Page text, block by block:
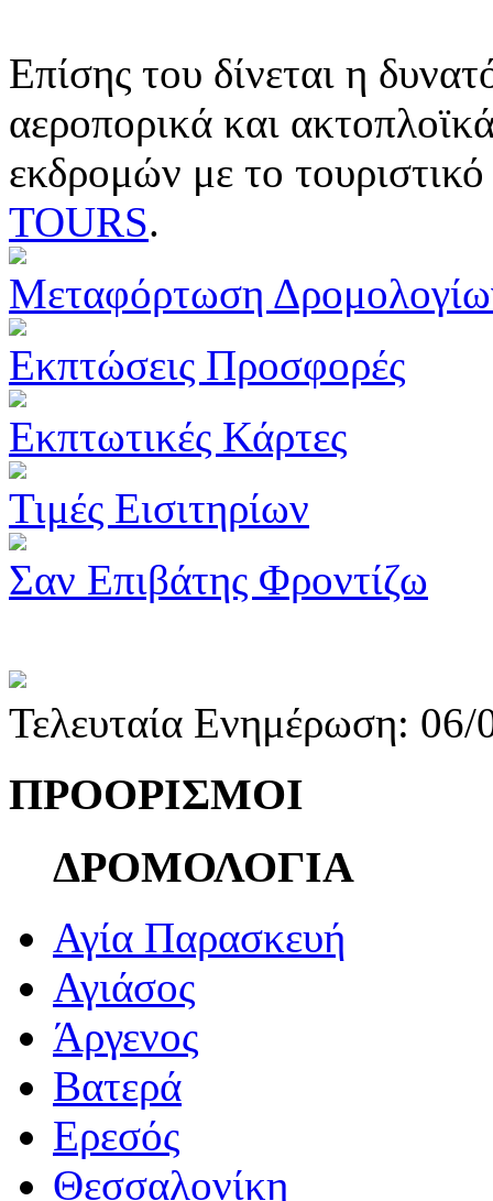
Επίσης του δίνεται η
αεροπορικά και
εκδρομών με το
TOURS.
Μεταφόρτωση
Εκπτώσεις Προσφορές
Εκπτωτικές Κάρτες
Τιμές Εισιτηρίων
Σαν Επιβάτης Φροντίζω
Τελευταία Ενημέρωση:
ΠΡΟΟΡΙΣΜΟΙ
ΔΡΟΜΟΛΟΓΙΑ
Αγία Παρασκευή
Αγιάσος
Άργενος
Βατερά
Ερεσός
Θεσσαλονίκη